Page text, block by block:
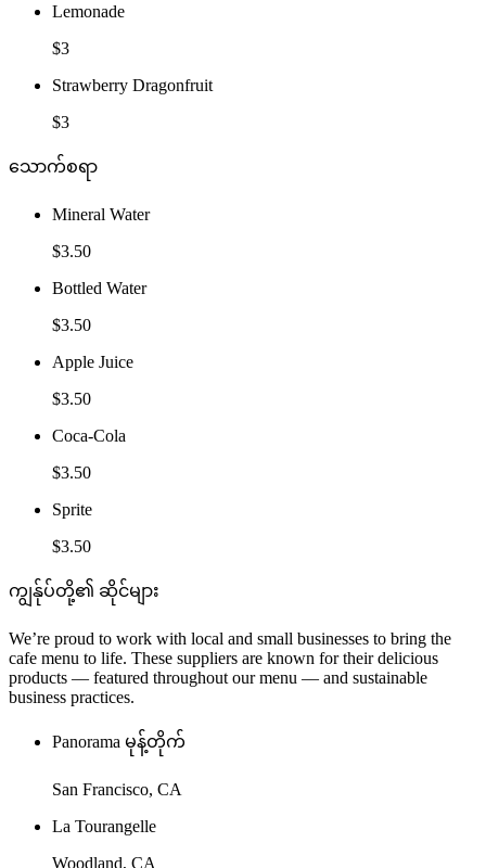
Lemonade
$3
Strawberry Dragonfruit
$3
သောက်စရာ
Mineral Water
$3.50
Bottled Water
$3.50
Apple Juice
$3.50
Coca-Cola
$3.50
Sprite
$3.50
ကျွန်ုပ်တို့၏ ဆိုင်များ
We’re proud to work with local and small businesses to bring the
cafe menu to life. These suppliers are known for their delicious
products — featured throughout our menu — and sustainable
business practices.
Panorama မုန့်တိုက်
San Francisco, CA
La Tourangelle
Woodland, CA